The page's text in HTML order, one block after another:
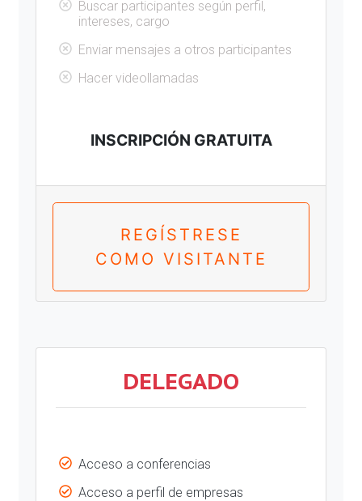
Buscar participantes según perfil,
intereses, cargo
Enviar mensajes a otros participantes
Hacer videollamadas
INSCRIPCIÓN GRATUITA
REGÍSTRESE
COMO VISITANTE
DELEGADO
Acceso a conferencias
Acceso a perfil de empresas